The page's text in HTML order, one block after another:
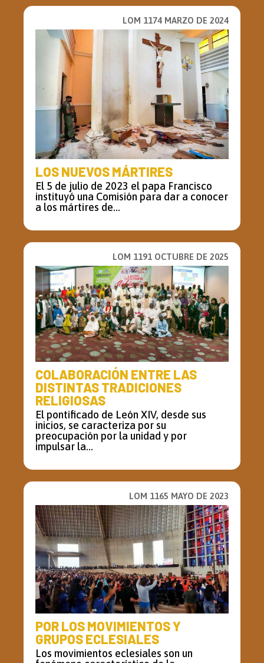
LOM 1174 MARZO DE 2024
LOS NUEVOS MÁRTIRES
El 5 de julio de 2023 el papa Francisco
instituyó una Comisión para dar a conocer
a los mártires de...
LOM 1191 OCTUBRE DE 2025
COLABORACIÓN ENTRE LAS
DISTINTAS TRADICIONES
RELIGIOSAS
El pontificado de León XIV, desde sus
inicios, se caracteriza por su
preocupación por la unidad y por
impulsar la...
LOM 1165 MAYO DE 2023
POR LOS MOVIMIENTOS Y
GRUPOS ECLESIALES
Los movimientos eclesiales son un